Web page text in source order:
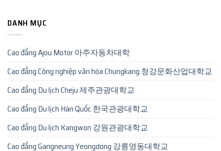
DANH MỤC
Cao đẳng Ajou Motor 아주자동차대학
Cao đẳng Công nghiệp văn hóa Chungkang 청강문화산업대학교
Cao đẳng Du lịch Cheju 제주관광대학교
Cao đẳng Du lịch Hàn Quốc 한국관광대학교
Cao đẳng Du lịch Kangwon 강원관광대학교
Cao đẳng Gangneung Yeongdong 강릉영동대학교